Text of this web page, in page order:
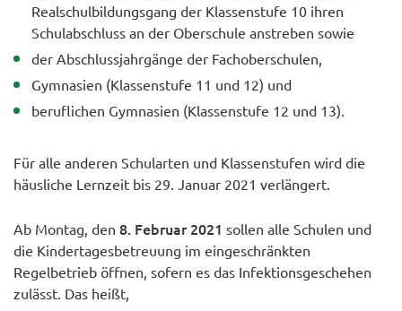
Realschulbildungsgang der Klassenstufe 10 ihren
Schulabschluss an der Oberschule anstreben sowie
der Abschlussjahrgänge der Fachoberschulen,
Gymnasien (Klassenstufe 11 und 12) und
beruflichen Gymnasien (Klassenstufe 12 und 13).
Für alle anderen Schularten und Klassenstufen wird die
häusliche Lernzeit bis 29. Januar 2021 verlängert.
Ab Montag, den 8. Februar 2021 sollen alle Schulen und
die Kindertagesbetreuung im eingeschränkten
Regelbetrieb öffnen, sofern es das Infektionsgeschehen
zulässt. Das heißt,